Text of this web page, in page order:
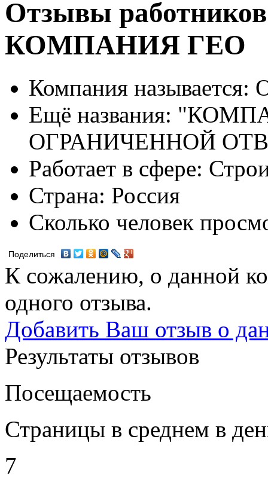
Отзывы
КОМПАНИЯ ГЕО
Компания называется:
Ещё названия:
ОГРАНИЧЕННОЙ
Работает в сфере:
Страна: Россия
Сколько человек
Поделиться
К сожалению, о данной
одного отзыва.
Добавить Ваш отзыв о
Результаты отзывов
Посещаемость
Страницы в среднем в
7